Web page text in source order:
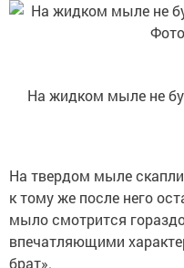
На жидком мыле не
На твердом мыле
к тому же после него
мыло смотрится
впечатляющими
брат».